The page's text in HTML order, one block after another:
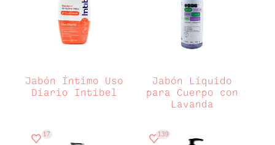
Jabón Íntimo Uso
Diario Intibel
Jabón Líquido
para Cuerpo con
Lavanda
17 139